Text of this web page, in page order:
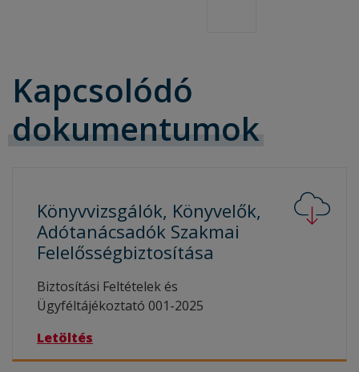
Kapcsolódó
dokumentumok
Könyvvizsgálók, Könyvelők,
Adótanácsadók Szakmai
Felelősségbiztosítása
Biztosítási Feltételek és
Ügyféltájékoztató 001-2025
Letöltés